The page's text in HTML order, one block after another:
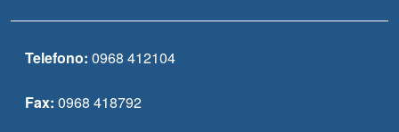
Telefono: 0968 412104
Fax: 0968 418792